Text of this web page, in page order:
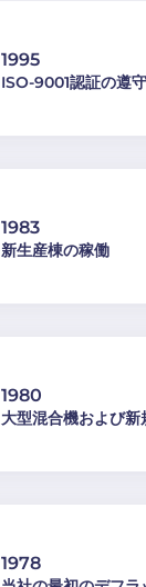
1995
ISO-9001認証の遵守
1983
新生産棟の稼働
1980
大型混合機および新
1978